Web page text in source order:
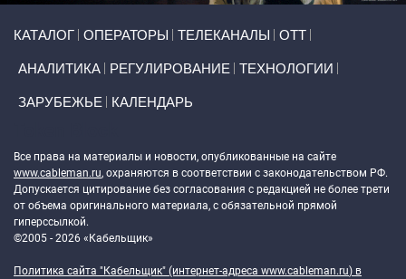
КАТАЛОГ ОПЕРАТОРЫ ТЕЛЕКАНАЛЫ ОТТ
АНАЛИТИКА РЕГУЛИРОВАНИЕ ТЕХНОЛОГИИ
ЗАРУБЕЖЬЕ КАЛЕНДАРЬ
Все права на материалы и новости, опубликованные на сайте
www.cableman.ru, охраняются в соответствии с законодательством РФ.
Допускается цитирование без согласования с редакцией не более трети
от объема оригинального материала, с обязательной прямой
гиперссылкой.
©2005 - 2026 «Кабельщик»
Политика сайта "Кабельщик" (интернет-адреса www.cableman.ru) в